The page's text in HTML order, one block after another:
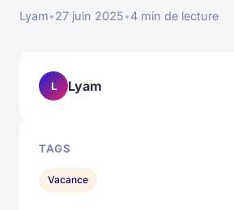
Lyam•27 juin 2025•4 min de lecture
L Lyam
TAGS
Vacance